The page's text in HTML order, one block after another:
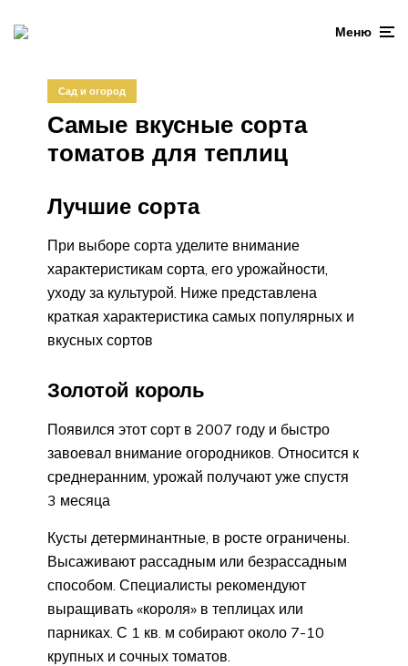
Меню
Сад и огород
Самые вкусные сорта
томатов для теплиц
Лучшие сорта
При выборе сорта уделите внимание
характеристикам сорта, его урожайности,
уходу за культурой. Ниже представлена
краткая характеристика самых популярных и
вкусных сортов
Золотой король
Появился этот сорт в 2007 году и быстро
завоевал внимание огородников. Относится к
среднеранним, урожай получают уже спустя
3 месяца
Кусты детерминантные, в росте ограничены.
Высаживают рассадным или безрассадным
способом. Специалисты рекомендуют
выращивать «короля» в теплицах или
парниках. С 1 кв. м собирают около 7-10
крупных и сочных томатов.